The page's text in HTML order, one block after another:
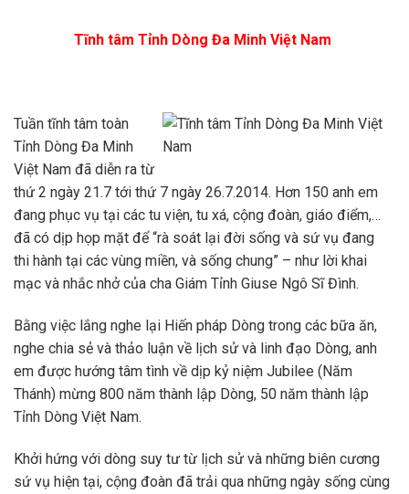
Tĩnh tâm Tỉnh Dòng Đa Minh Việt Nam
Tuần tĩnh tâm toàn
Tỉnh Dòng Đa Minh
Việt Nam đã diễn ra từ
thứ 2 ngày 21.7 tới thứ 7 ngày 26.7.2014. Hơn 150 anh em
đang phục vụ tại các tu viện, tu xá, cộng đoàn, giáo điểm,…
đã có dịp họp mặt để “rà soát lại đời sống và sứ vụ đang
thi hành tại các vùng miền, và sống chung” – như lời khai
mạc và nhắc nhở của cha Giám Tỉnh Giuse Ngô Sĩ Đình.
Bằng việc lắng nghe lại Hiến pháp Dòng trong các bữa ăn,
nghe chia sẻ và thảo luận về lịch sử và linh đạo Dòng, anh
em được hướng tâm tình về dịp kỷ niệm Jubilee (Năm
Thánh) mừng 800 năm thành lập Dòng, 50 năm thành lập
Tỉnh Dòng Việt Nam.
Khởi hứng với dòng suy tư từ lịch sử và những biên cương
sứ vụ hiện tại, cộng đoàn đã trải qua những ngày sống cùng